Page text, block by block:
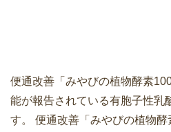
便通改善「みやびの植物酵素
能が報告されている有胞子性乳
す。 便通改善「みやびの植物